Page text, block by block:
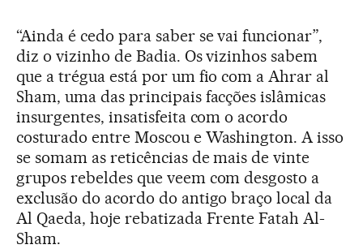
“Ainda é cedo para saber se vai funcionar”,
diz o vizinho de Badia. Os vizinhos sabem
que a trégua está por um fio com a Ahrar al
Sham, uma das principais facções islâmicas
insurgentes, insatisfeita com o acordo
costurado entre Moscou e Washington. A isso
se somam as reticências de mais de vinte
grupos rebeldes que veem com desgosto a
exclusão do acordo do antigo braço local da
Al Qaeda, hoje rebatizada Frente Fatah Al-
Sham.